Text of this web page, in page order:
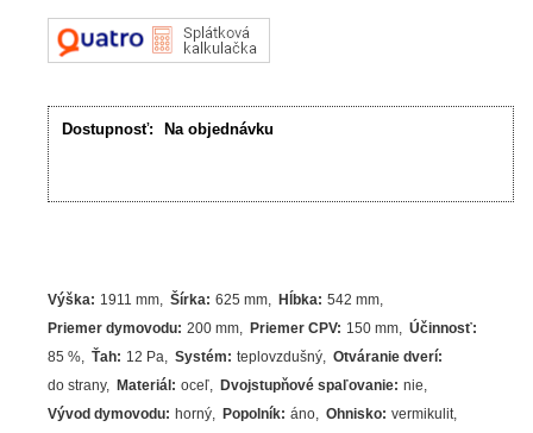
Dostupnosť: Na objednávku
Výška: 1911 mm Šírka: 625 mm Hĺbka: 542 mm
Priemer dymovodu: 200 mm Priemer CPV: 150 mm Účinnosť:
85% Ťah: 12 Pa Systém: teplovzdušný Otváranie dverí:
do strany
Materiál : oceľ Dvojstupňové spaľovanie: nie
Vývod dymovodu: horný Popolník: áno Ohnisko: vermikulit